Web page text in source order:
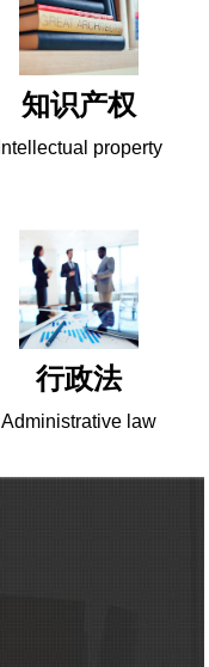
知识产权
Intellectual property
行政法
Administrative law